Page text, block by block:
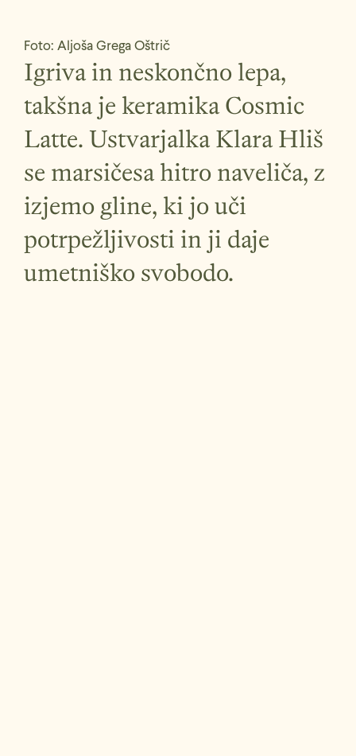
Foto: Aljoša Grega Oštrič
Igriva in neskončno lepa,
takšna je keramika Cosmic
Latte. Ustvarjalka Klara Hliš
se marsičesa hitro naveliča, z
izjemo gline, ki jo uči
potrpežljivosti in ji daje
umetniško svobodo.